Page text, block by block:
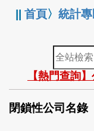
||首頁〉統計
全
站
檢
索
【熱門查詢
閉鎖性公司名錄